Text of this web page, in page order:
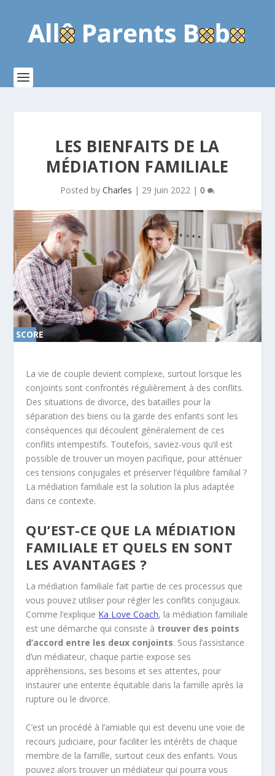
LES BIENFAITS DE LA
MÉDIATION FAMILIALE
Posted by Charles | 29 Juin 2022 | 0
SCORE
La vie de couple devient complexe, surtout lorsque les
conjoints sont confrontés régulièrement à des conflits.
Des situations de divorce, des batailles pour la
séparation des biens ou la garde des enfants sont les
conséquences qui découlent généralement de ces
conflits intempestifs. Toutefois, saviez-vous qu’il est
possible de trouver un moyen pacifique, pour atténuer
ces tensions conjugales et préserver l’équilibre familial ?
La médiation familiale est la solution la plus adaptée
dans ce contexte.
QU’EST-CE QUE LA MÉDIATION
FAMILIALE ET QUELS EN SONT
LES AVANTAGES ?
La médiation familiale fait partie de ces processus que
vous pouvez utiliser pour régler les conflits conjugaux.
Comme l’explique Ka Love Coach, la médiation familiale
est une démarche qui consiste à trouver des points
d’accord entre les deux conjoints. Sous l’assistance
d’un médiateur, chaque partie expose ses
appréhensions, ses besoins et ses attentes, pour
instaurer une entente équitable dans la famille après la
rupture ou le divorce.
C’est un procédé à l’amiable qui est devenu une voie de
recours judiciaire, pour faciliter les intérêts de chaque
membre de la famille, surtout ceux des enfants. Vous
pouvez alors trouver un médiateur qui pourra vous